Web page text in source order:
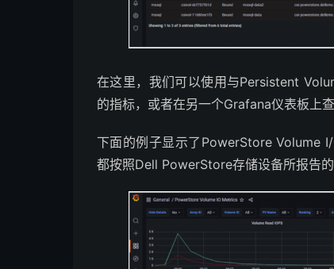
在这里，我们可以使用与Persistent
的指标，或者在另一个Grafana仪表板上查
下面的例子显示了PowerStore Volume
都按照Dell PowerStore存储设备所报告的